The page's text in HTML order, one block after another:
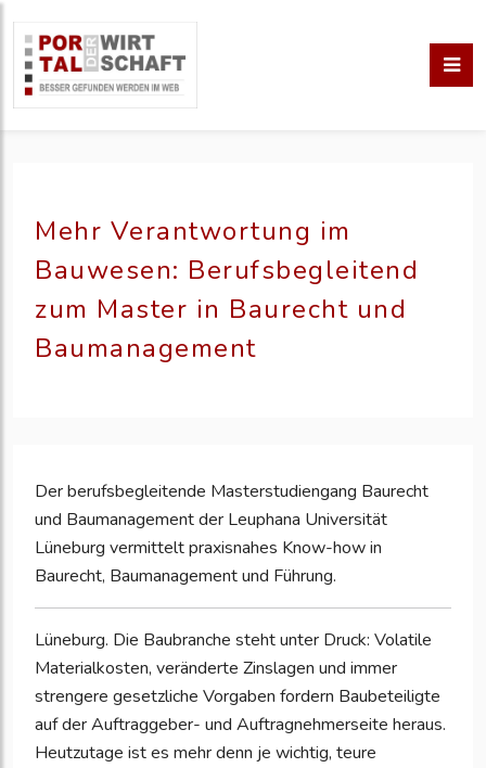
Mehr Verantwortung im
Bauwesen: Berufsbegleitend
zum Master in Baurecht und
Baumanagement
Der berufsbegleitende Masterstudiengang Baurecht
und Baumanagement der Leuphana Universität
Lüneburg vermittelt praxisnahes Know-how in
Baurecht, Baumanagement und Führung.
Lüneburg. Die Baubranche steht unter Druck: Volatile
Materialkosten, veränderte Zinslagen und immer
strengere gesetzliche Vorgaben fordern Baubeteiligte
auf der Auftraggeber- und Auftragnehmerseite heraus.
Heutzutage ist es mehr denn je wichtig, teure